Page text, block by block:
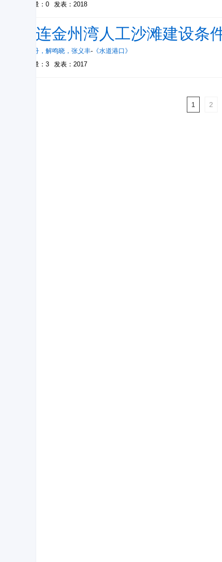
被引量：0
发表：2018
大连金州湾人工沙滩建设条
李文丹 ， 解鸣晓 ， 张义丰- 《水道港口》
被引量：3
发表：2017
1 2